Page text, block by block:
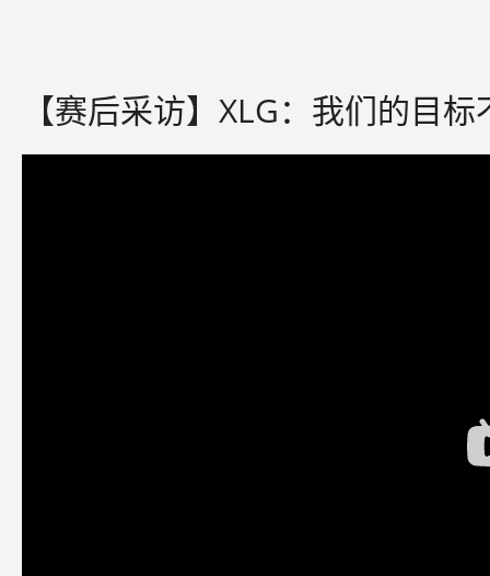
【赛后采访】XLG：我们的目